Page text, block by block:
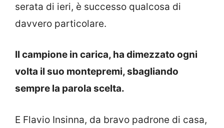
serata di ieri, è successo qualcosa di
davvero particolare.
Il campione in carica, ha dimezzato ogni
volta il suo montepremi, sbagliando
sempre la parola scelta.
E Flavio Insinna, da bravo padrone di casa,